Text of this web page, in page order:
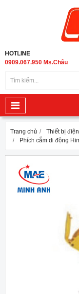
HOTLINE
0909.067.950 Ms.Châu
Trang chủ
Thiết bị
Phích cắm di động